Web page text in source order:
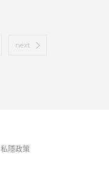
next
私隱政策